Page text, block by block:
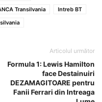
Transilvania
Intreb BT
Articolul următor
Formula 1: Lewis Hamilton
face Destainuiri
DEZAMAGITOARE pentru
Fanii Ferrari din Intreaga